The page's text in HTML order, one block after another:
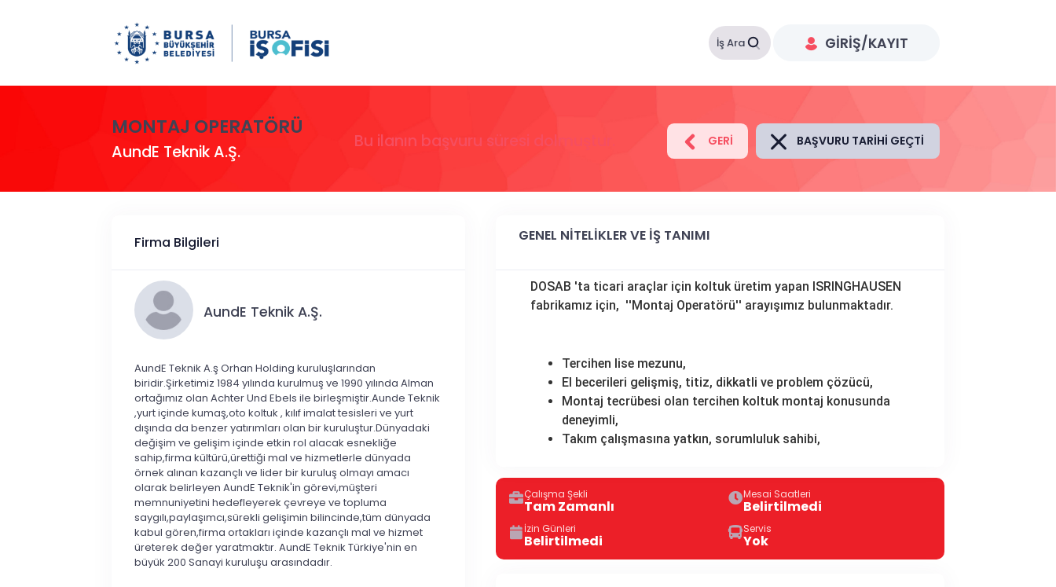
İş Ara GIRIŞ/KAYIT
MONTAJ OPERATÖRÜ
AundE Teknik A.Ş. Bu ilanın başvuru süresi dolmuştur. GERI BAŞVURU TARIHI GEÇTI
Firma Bilgileri
AundE Teknik A.Ş.
AundE Teknik A.ş Orhan Holding kuruluşlarından
biridir.Şirketimiz 1984 yılında kurulmuş ve 1990 yılında Alman
ortağımız olan Achter Und Ebels ile birleşmiştir.Aunde Teknik
,yurt içinde kumaş,oto koltuk , kılıf imalat tesisleri ve yurt
dışında da benzer yatırımları olan bir kuruluştur.Dünyadaki
değişim ve gelişim içinde etkin rol alacak esnekliğe
sahip,firma kültürü,ürettiği mal ve hizmetlerle dünyada
örnek alınan kazançlı ve lider bir kuruluş olmayı amacı
olarak belirleyen AundE Teknik'in görevi,müşteri
memnuniyetini hedefleyerek çevreye ve topluma
saygılı,paylaşımcı,sürekli gelişimin bilincinde,tüm dünyada
kabul gören,firma ortakları içinde kazançlı mal ve hizmet
üreterek değer yaratmaktır. AundE Teknik Türkiye'nin en
büyük 200 Sanayi kuruluşu arasındadır.
GENEL NİTELİKLER VE İŞ TANIMI
DOSAB 'ta ticari araçlar için koltuk üretim yapan ISRINGHAUSEN
fabrikamız için, ''Montaj Operatörü'' arayışımız bulunmaktadır.
Tercihen lise mezunu,
El becerileri gelişmiş, titiz, dikkatli ve problem çözücü,
Montaj tecrübesi olan tercihen koltuk montaj konusunda
deneyimli,
Takım çalışmasına yatkın, sorumluluk sahibi,
Çalışma Şekli
Tam Zamanlı
Mesai Saatleri
Belirtilmedi
İzin Günleri
Belirtilmedi
Servis
Yok